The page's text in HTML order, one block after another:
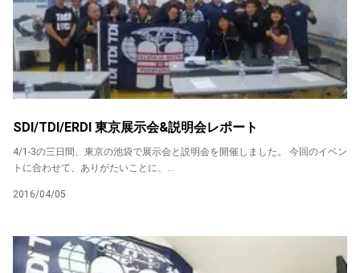
SDI/TDI/ERDI 東京展示会&説明会レポート
4/1-3の三日間、東京の池袋で展示会と説明会を開催しました。 今回のイベン
トに合わせて、ありがたいことに、...
2016/04/05